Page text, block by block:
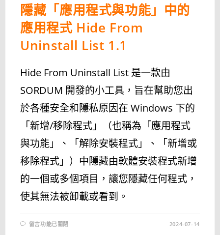
隱藏「應用程式與功能」中的
應用程式 Hide From
Uninstall List 1.1
Hide From Uninstall List 是一款由
SORDUM 開發的小工具，旨在幫助您出
於各種安全和隱私原因在 Windows 下的
「新增/移除程式」（也稱為「應用程式
與功能」、「解除安裝程式」、「新增或
移除程式」）中隱藏由軟體安裝程式新增
的一個或多個項目，讓您隱藏任何程式，
使其無法被卸載或看到。
在
〈隱
留言功能已關閉 2024-07-14